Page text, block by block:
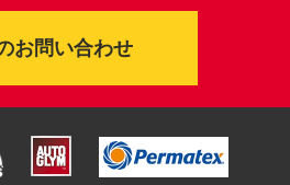
お問い合わせ